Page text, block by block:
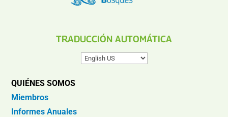
TRADUCCIÓN AUTOMÁTICA
QUIÉNES SOMOS
Miembros
Informes Anuales